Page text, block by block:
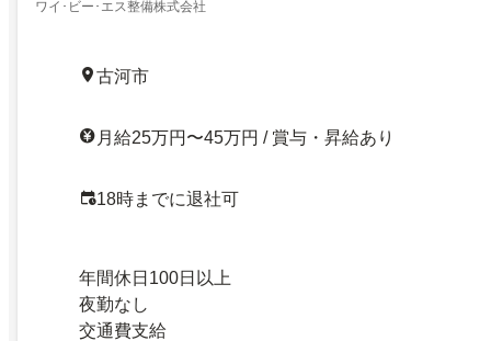
ワイ･ビー･エス整備株式会社
古河市
月給25万円〜45万円 / 賞与・昇給あり
18時までに退社可
年間休日100日以上
夜勤なし
交通費支給